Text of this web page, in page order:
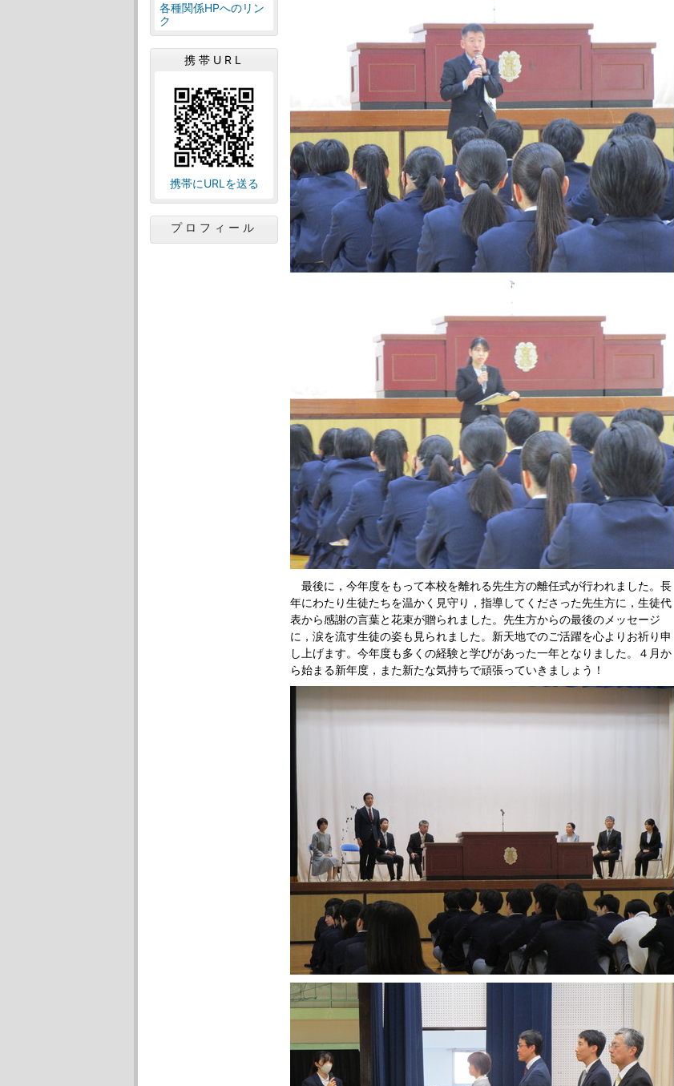
最後に，今年度をもって本校を離れる先生方の離任式が行われました。長
年にわたり生徒たちを温かく見守り，指導してくださった先生方に，生徒代
表から感謝の言葉と花束が贈られました。先生方からの最後のメッセージ
に，涙を流す生徒の姿も見られました。新天地でのご活躍を心よりお祈り申
し上げます。今年度も多くの経験と学びがあった一年となりました。４月か
ら始まる新年度，また新たな気持ちで頑張っていきましょう！
各種関係HPへのリン
ク
携帯URL
携帯にURLを送る
プロフィール